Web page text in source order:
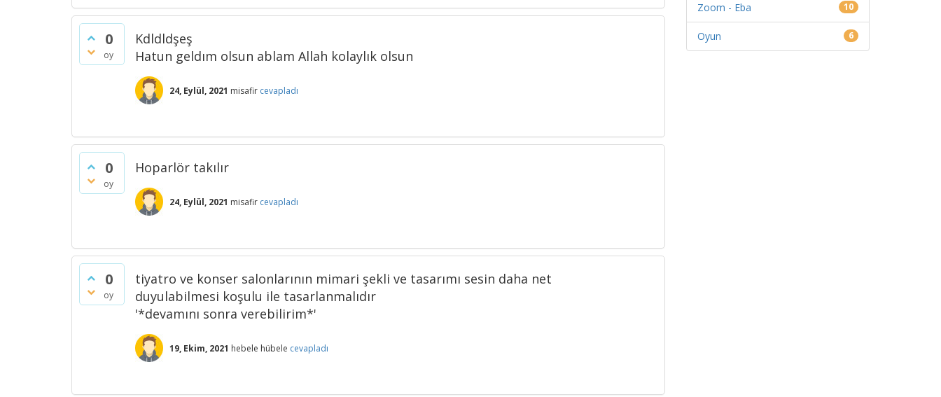
0
oy
Kdldldşeş
Hatun geldım olsun ablam Allah kolaylık olsun
24, Eylül, 2021 misafir cevapladı
0
oy
Hoparlör takılır
24, Eylül, 2021 misafir cevapladı
0
oy
tiyatro ve konser salonlarının mimari şekli ve tasarımı sesin daha net
duyulabilmesi koşulu ile tasarlanmalıdır
'*devamını sonra verebilirim*'
19, Ekim, 2021 hebele hübele cevapladı
Zoom - Eba 10
Oyun 6